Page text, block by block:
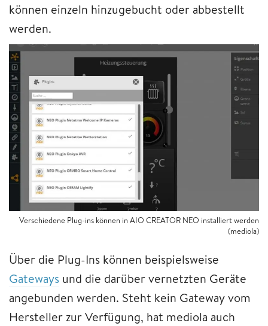
können einzeln hinzugebucht oder abbestellt
werden.
Verschiedene Plug-ins können in AIO CREATOR NEO installiert werden
(mediola)
Über die Plug-Ins können beispielsweise
Gateways und die darüber vernetzten Geräte
angebunden werden. Steht kein Gateway vom
Hersteller zur Verfügung, hat mediola auch